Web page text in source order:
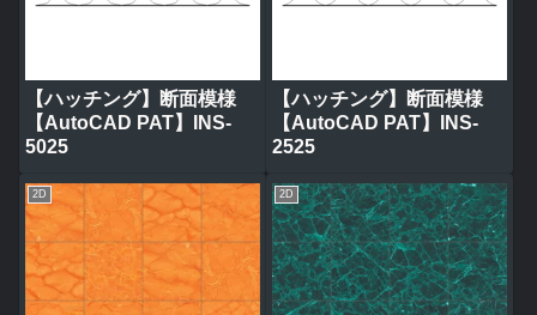
【ハッチング】断面模様
【AutoCAD PAT】INS-
5025
【ハッチング】断面模様
【AutoCAD PAT】INS-
2525
2D 2D